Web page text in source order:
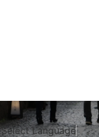
Select Language▼